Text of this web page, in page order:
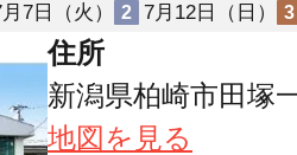
7日（火） 2 7月12日（日） 3
住所
新潟県柏崎市田塚
地図を見る